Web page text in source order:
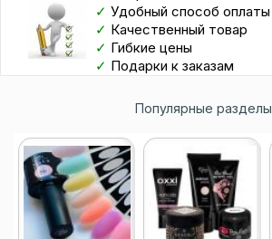
✓ Удобный способ оплаты
✓ Качественный товар
✓ Гибкие цены
✓ Подарки к заказам
Популярные разделы